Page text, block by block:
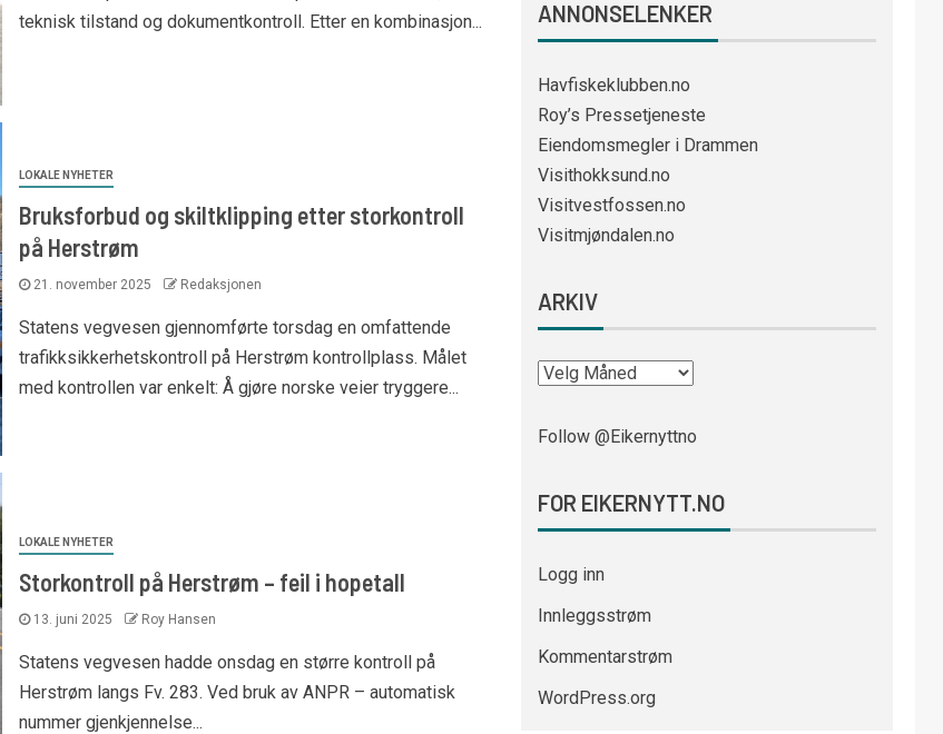
teknisk tilstand og dokumentkontroll. Etter en kombinasjon...
LOKALE NYHETER
Bruksforbud og skiltklipping etter storkontroll
på Herstrøm
21. november 2025 Redaksjonen
Statens vegvesen gjennomførte torsdag en omfattende
trafikksikkerhetskontroll på Herstrøm kontrollplass. Målet
med kontrollen var enkelt: Å gjøre norske veier tryggere...
LOKALE NYHETER
Storkontroll på Herstrøm – feil i hopetall
13. juni 2025 Roy Hansen
Statens vegvesen hadde onsdag en større kontroll på
Herstrøm langs Fv. 283. Ved bruk av ANPR – automatisk
nummer gjenkjennelse...
ANNONSELENKER
Havfiskeklubben.no
Roy’s Pressetjeneste
Eiendomsmegler i Drammen
Visithokksund.no
Visitvestfossen.no
Visitmjøndalen.no
ARKIV
Follow @Eikernyttno
FOR EIKERNYTT.NO
Logg inn
Innleggsstrøm
Kommentarstrøm
WordPress.org